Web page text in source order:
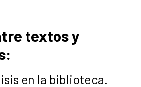
textos y
en la biblioteca.